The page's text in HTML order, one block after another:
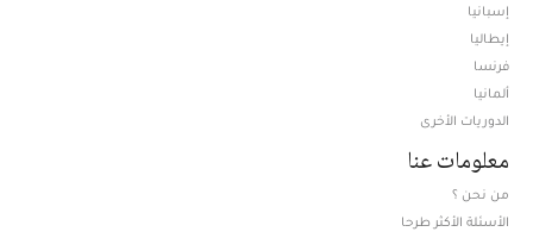
إسبانيا
إيطاليا
فرنسا
ألمانيا
الدوريات الأخرى
معلومات عنا
من نحن ؟
الأسئلة الأكثر طرحا